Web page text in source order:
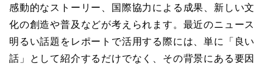
感動的なストーリー、国際協力による成果、新しい文
化の創造や普及などが考えられます。最近のニュース
明るい話題をレポートで活用する際には、単に「良い
話」として紹介するだけでなく、その背景にある要因